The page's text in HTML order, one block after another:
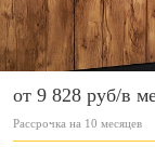
от 9 828 руб/в
Рассрочка на 10 месяцев